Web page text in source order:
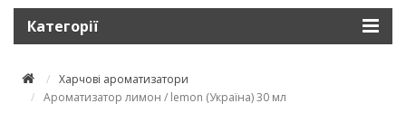
Категорії
Харчові ароматизатори
Ароматизатор лимон / lemon (Україна) 30 мл